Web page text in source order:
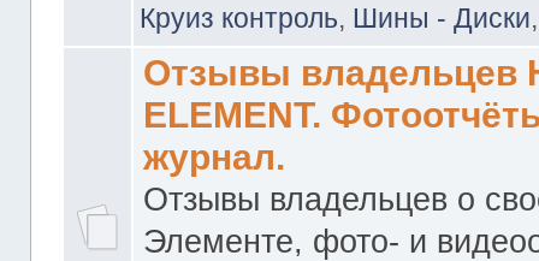
Круиз контроль, Шины - Диски
Отзывы владельцев
ELEMENT.
журнал.
Отзывы владельцев о
Элементе, фото- и